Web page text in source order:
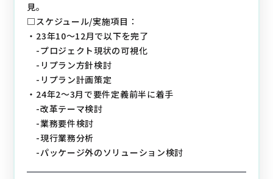
見。
□スケジュール/実施項目：
・23年10～12月で以下を完了
-プロジェクト現状の可視化
-リプラン方針検討
-リプラン計画策定
・24年2～3月で要件定義前半に着手
-改革テーマ検討
-業務要件検討
-現行業務分析
-パッケージ外のソリューション検討